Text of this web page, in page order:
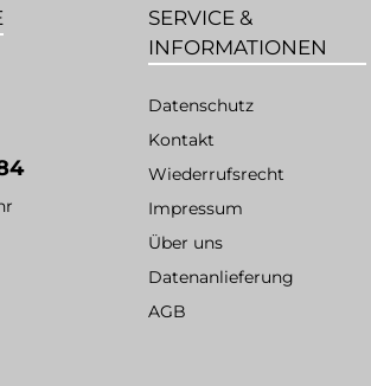
SERVICE &
INFORMATIONEN
Datenschutz
Kontakt
Wiederrufsrecht
Impressum
Über uns
Datenanlieferung
AGB